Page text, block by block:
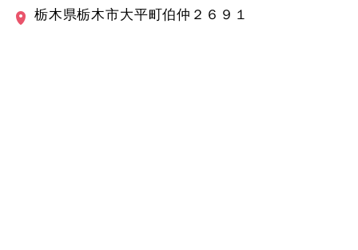
栃木県栃木市大平町伯仲２６９１